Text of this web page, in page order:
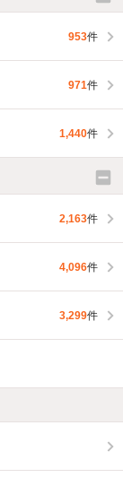
953件
971件
1,440件
2,163件
4,096件
3,299件